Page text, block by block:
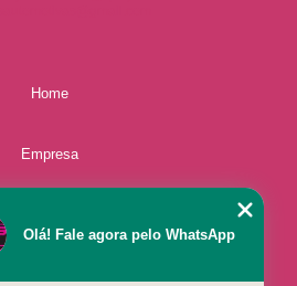
Home
Empresa
Olá! Fale agora pelo WhatsApp